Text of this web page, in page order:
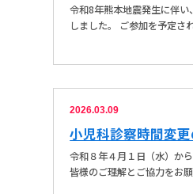
令和8年熊本地震発生に伴
しました。 ご参加を予定さ
2026.03.09
小児科診察時間変
令和８年４月１日（水）
皆様のご理解とご協力をお